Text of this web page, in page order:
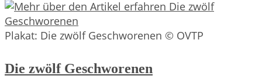
Plakat: Die zwölf Geschworenen © OVTP
Die zwölf Geschworenen